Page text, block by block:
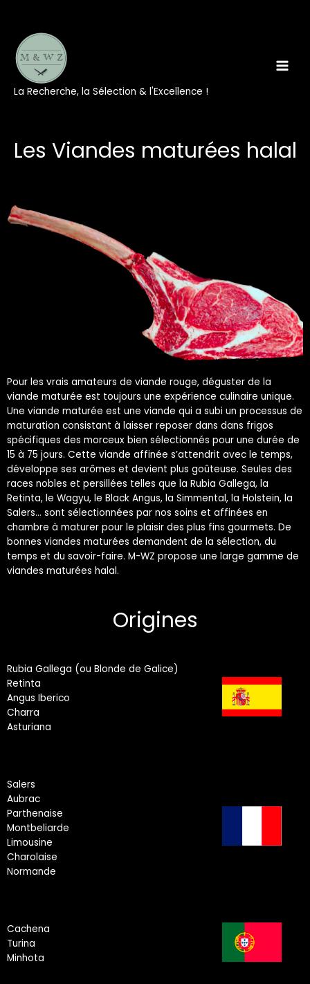
La Recherche, la Sélection & l'Excellence !
Les Viandes maturées halal
Pour les vrais amateurs de viande rouge, déguster de la
viande maturée est toujours une expérience culinaire unique.
Une viande maturée est une viande qui a subi un processus de
maturation consistant à laisser reposer dans dans frigos
spécifiques des morceux bien sélectionnés pour une durée de
15 à 75 jours. Cette viande affinée s’attendrit avec le temps,
développe ses arômes et devient plus goûteuse. Seules des
races nobles et persillées telles que la Rubia Gallega, la
Retinta, le Wagyu, le Black Angus, la Simmental, la Holstein, la
Salers… sont sélectionnées par nos soins et affinées en
chambre à maturer pour le plaisir des plus fins gourmets. De
bonnes viandes maturées demandent de la sélection, du
temps et du savoir-faire. M-WZ propose une large gamme de
viandes maturées halal.
Origines
Rubia Gallega (ou Blonde de Galice)
Retinta
Angus Iberico
Charra
Asturiana
Salers
Aubrac
Parthenaise
Montbeliarde
Limousine
Charolaise
Normande
Cachena
Turina
Minhota